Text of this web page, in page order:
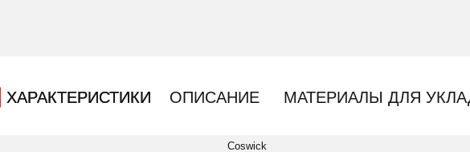
ХАРАКТЕРИСТИКИ ОПИСАНИЕ МАТЕРИАЛЫ ДЛЯ
доска; Производитель: Coswick; Коллекция: Кантри; Цвет:
Coswick